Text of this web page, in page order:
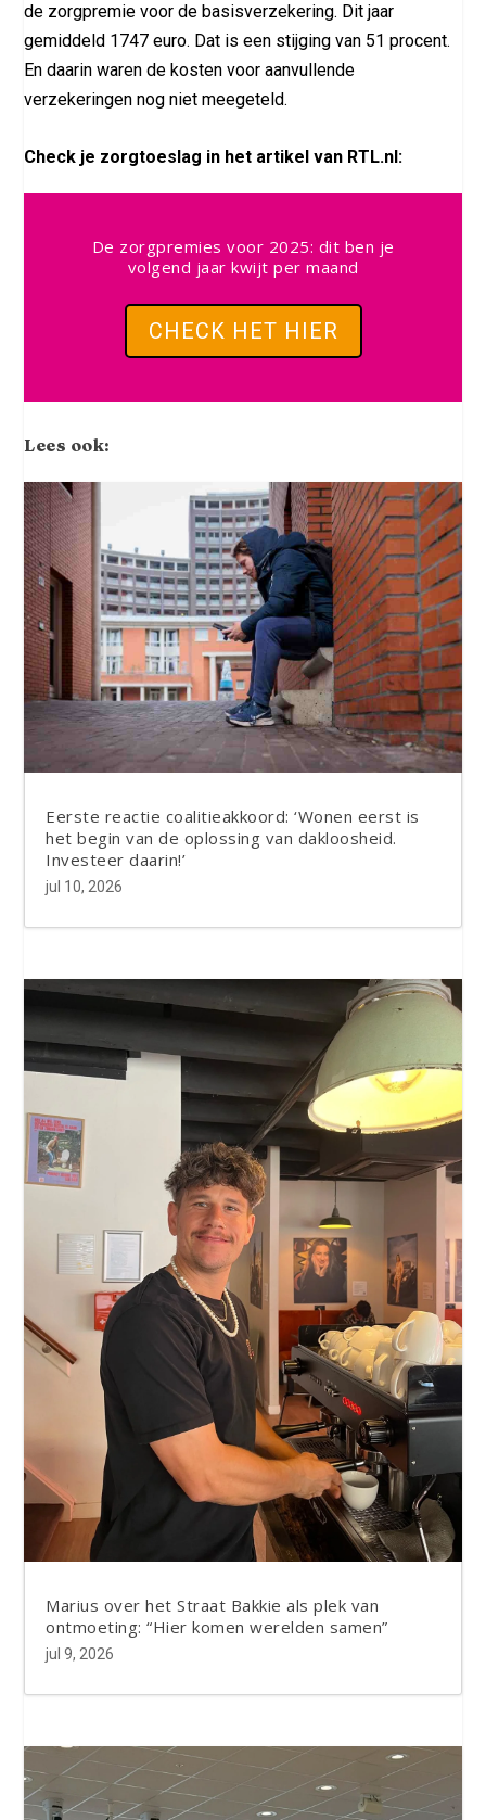
de zorgpremie voor de basisverzekering. Dit jaar
gemiddeld 1747 euro. Dat is een stijging van 51 procent.
En daarin waren de kosten voor aanvullende
verzekeringen nog niet meegeteld.
Check je zorgtoeslag in het artikel van RTL.nl:
De zorgpremies voor 2025: dit ben je
volgend jaar kwijt per maand
CHECK HET HIER
Lees ook:
Eerste reactie coalitieakkoord: ‘Wonen eerst is
het begin van de oplossing van dakloosheid.
Investeer daarin!’
jul 10, 2026
Marius over het Straat Bakkie als plek van
ontmoeting: “Hier komen werelden samen”
jul 9, 2026